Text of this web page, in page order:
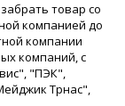
товар со
компанией до
компании
компаний, с
"ПЭК",
Трнас",